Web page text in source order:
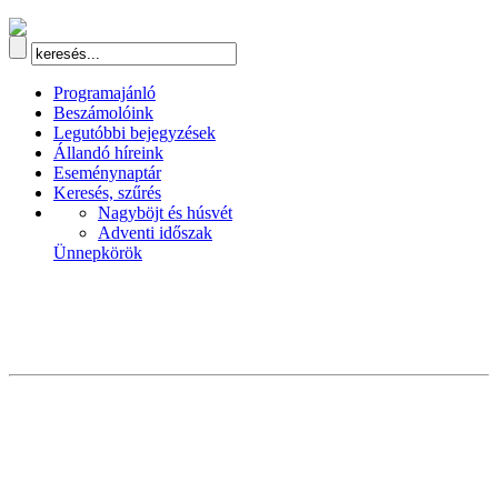
Programajánló
Beszámolóink
Legutóbbi bejegyzések
Állandó híreink
Eseménynaptár
Keresés, szűrés
Nagyböjt és húsvét
Adventi időszak
Ünnepkörök